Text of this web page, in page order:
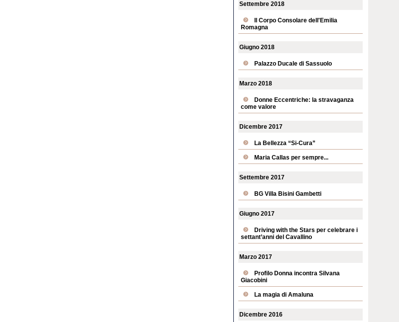
Settembre 2018
Il Corpo Consolare dell'Emilia
Romagna
Giugno 2018
Palazzo Ducale di Sassuolo
Marzo 2018
Donne Eccentriche: la stravaganza
come valore
Dicembre 2017
La Bellezza “Si-Cura”
Maria Callas per sempre...
Settembre 2017
BG Villa Bisini Gambetti
Giugno 2017
Driving with the Stars per celebrare i
settant’anni del Cavallino
Marzo 2017
Profilo Donna incontra Silvana
Giacobini
La magia di Amaluna
Dicembre 2016